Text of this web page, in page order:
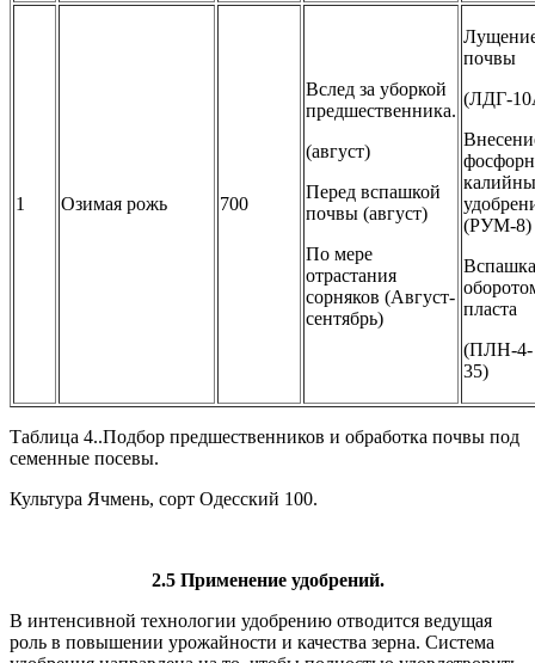
1 Озимая рожь 700
Вслед за уборкой
предшественника.
(август)
Перед вспашкой
почвы (август)
По мере
отрастания
сорняков (Август-
сентябрь)
почвы
(ЛДГ-
(РУМ-8)
пласта
(ПЛН-4-
35)
Таблица 4..Подбор предшественников и обработка почвы под
семенные посевы.
Культура Ячмень, сорт Одесский 100.
2.5 Применение удобрений.
В интенсивной технологии удобрению отводится ведущая
роль в повышении урожайности и качества зерна. Система